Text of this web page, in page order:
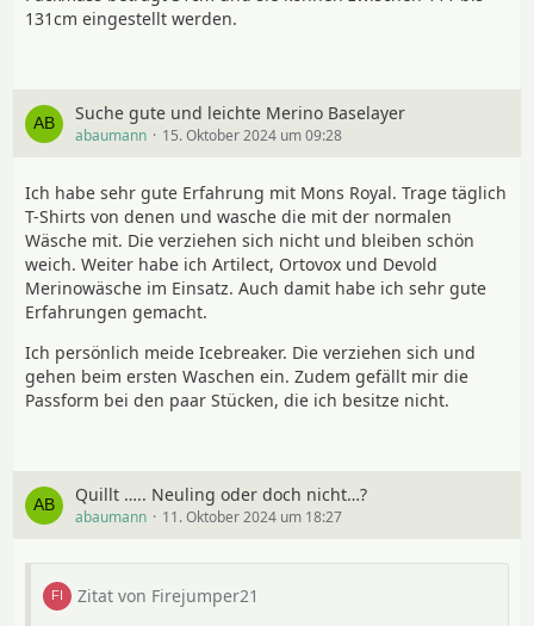
131cm eingestellt werden.
Suche gute und leichte Merino Baselayer
abaumann 15. Oktober 2024 um 09:28
Ich habe sehr gute Erfahrung mit Mons Royal. Trage täglich
T-Shirts von denen und wasche die mit der normalen
Wäsche mit. Die verziehen sich nicht und bleiben schön
weich. Weiter habe ich Artilect, Ortovox und Devold
Merinowäsche im Einsatz. Auch damit habe ich sehr gute
Erfahrungen gemacht.
Ich persönlich meide Icebreaker. Die verziehen sich und
gehen beim ersten Waschen ein. Zudem gefällt mir die
Passform bei den paar Stücken, die ich besitze nicht.
Quillt ….. Neuling oder doch nicht…?
abaumann 11. Oktober 2024 um 18:27
Zitat von Firejumper21